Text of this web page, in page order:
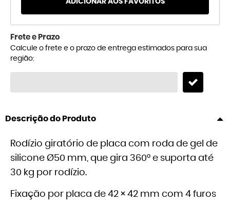
Frete e Prazo
Calcule o frete e o prazo de entrega estimados para sua
região:
Descrição do Produto
Rodízio giratório de placa com roda de gel de
silicone Ø50 mm, que gira 360° e suporta até
30 kg por rodízio.
Fixação por placa de 42 × 42 mm com 4 furos